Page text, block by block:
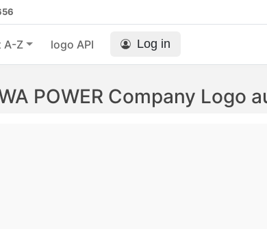
A-Z logo API Log in
POWER Company Logo